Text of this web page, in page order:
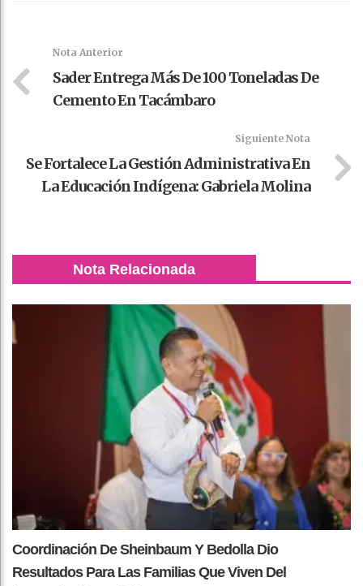
Nota Anterior
Sader Entrega Más De 100 Toneladas De
Cemento En Tacámbaro
Siguiente Nota
Se Fortalece La Gestión Administrativa En
La Educación Indígena: Gabriela Molina
Nota Relacionada
Coordinación De Sheinbaum Y Bedolla Dio
Resultados Para Las Familias Que Viven Del